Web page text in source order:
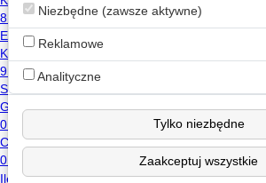
Niezbędne (zawsze aktywne)
Reklamowe
Analityczne
Tylko niezbędne
Zaakceptuj wszystkie